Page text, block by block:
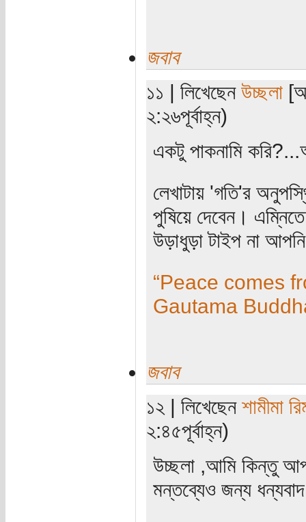
জবাব
১১ | লিখেছেন উচ্ছলা
২:২৬পূর্বাহ্ন)
একটু পাকনামি
লেখাটায় 'গতি'র
পুষিয়ে দেবেন।
উড়াধুড়া টাইপ না
“Peace comes
Gautama
জবাব
১২ | লিখেছেন শামীমা
২:৪৫পূর্বাহ্ন)
উচ্ছলা ,আমি কিন্তু
মন্তব্যেও জন্য